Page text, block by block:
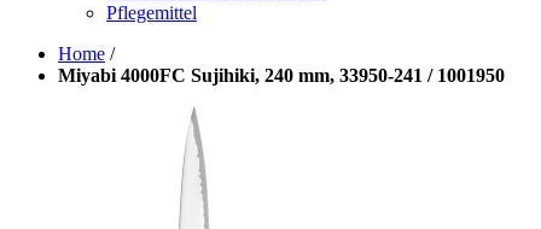
Pflegemittel
Home /
Miyabi 4000FC Sujihiki, 240 mm, 33950-241 / 1001950